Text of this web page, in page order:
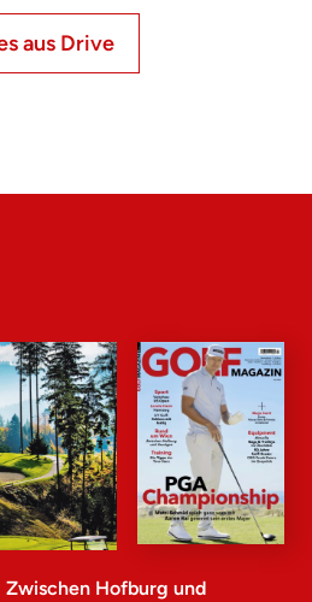
aus Drive
Zwischen Hofburg und